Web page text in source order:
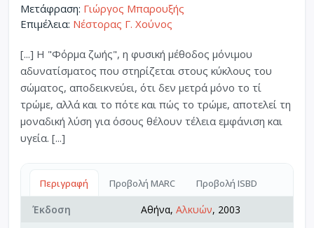
Μετάφραση: Γιώργος Μπαρουξής
Επιμέλεια: Νέστορας Γ. Χούνος
[...] Η "Φόρμα ζωής", η φυσική μέθοδος μόνιμου
αδυνατίσματος που στηρίζεται στους κύκλους του
σώματος, αποδεικνεύει, ότι δεν μετρά μόνο το τί
τρώμε, αλλά και το πότε και πώς το τρώμε, αποτελεί τη
μοναδική λύση για όσους θέλουν τέλεια εμφάνιση και
υγεία. [...]
Περιγραφή Προβολή MARC Προβολή ISBD
Έκδοση Αθήνα, Αλκυών, 2003